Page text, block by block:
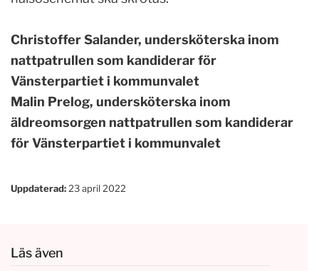
Christoffer Salander, undersköterska inom
nattpatrullen som kandiderar för
Vänsterpartiet i kommunvalet
Malin Prelog, undersköterska inom
äldreomsorgen nattpatrullen som kandiderar
för Vänsterpartiet i kommunvalet
Uppdaterad: 23 april 2022
Läs även